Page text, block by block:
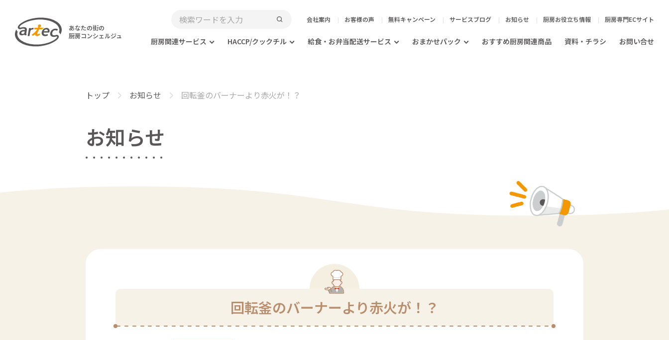
あなたの街の
厨房コンシェルジュ
会社案内 お客様の声 無料キャンペーン サービスブログ お知らせ 厨房お役立ち情報 厨房専門ECサイト
厨房関連サービス HACCP/クックチル 給食・お弁当配送サービス おまかせパック おすすめ厨房関連商品 資料・チラシ お問い合せ
トップ お知らせ 回転釜のバーナーより赤火が！？
お知らせ
回転釜のバーナーより赤火が！？